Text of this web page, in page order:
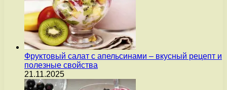
Фруктовый салат с апельсинами – вкусный рецепт и
полезные свойства
21.11.2025